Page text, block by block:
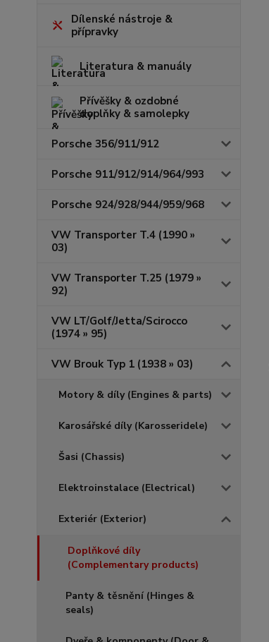
Dílenské nástroje &
přípravky
Literatura & manuály
Přívěšky & ozdobné
doplňky & samolepky
Porsche 356/911/912
Porsche 911/912/914/964/993
Porsche 924/928/944/959/968
VW Transporter T.4 (1990 »
03)
VW Transporter T.25 (1979 »
92)
VW LT/Golf/Jetta/Scirocco
(1974 » 95)
VW Brouk Typ 1 (1938 » 03)
Motory & díly (Engines & parts)
Karosářské díly (Karosseridele)
Šasi (Chassis)
Elektroinstalace (Electrical)
Exteriér (Exterior)
Doplňkové díly
(Complementary products)
Panty & těsnění (Hinges &
seals)